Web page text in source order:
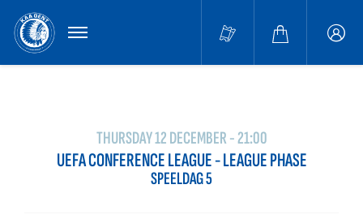
MENU
THURSDAY 12 DECEMBER - 21:00
UEFA CONFERENCE LEAGUE - LEAGUE PHASE
SPEELDAG 5